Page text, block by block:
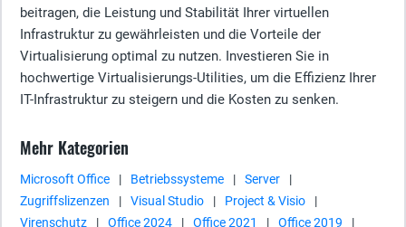
beitragen, die Leistung und Stabilität Ihrer virtuellen
Infrastruktur zu gewährleisten und die Vorteile der
Virtualisierung optimal zu nutzen. Investieren Sie in
hochwertige Virtualisierungs-Utilities, um die Effizienz Ihrer
IT-Infrastruktur zu steigern und die Kosten zu senken.
Mehr Kategorien
Microsoft Office | Betriebssysteme | Server
|
Zugriffslizenzen
| Visual Studio | Project & Visio
|
Virenschutz
| Office 2024 | Office 2021 | Office 2019
|